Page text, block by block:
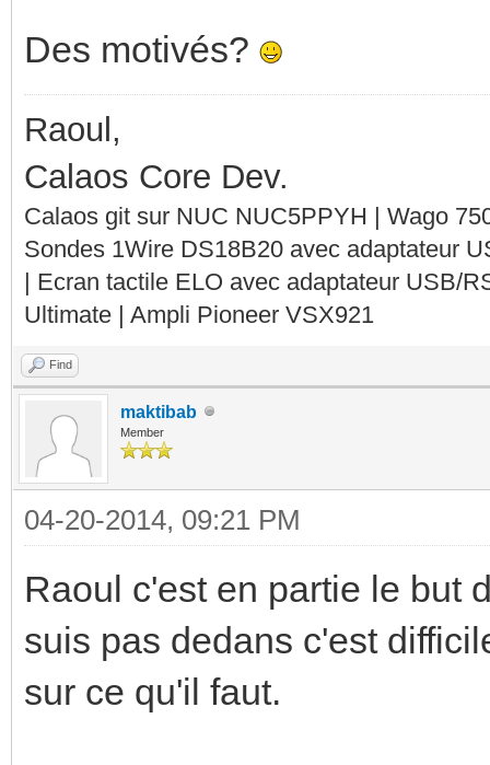
Des motivés?
Raoul,
Calaos Core Dev.
Calaos git sur NUC NUC5PPYH | Wago
Sondes 1Wire DS18B20 avec adaptateur
| Ecran tactile ELO avec adaptateur USB/
Ultimate | Ampli Pioneer VSX921
Find
maktibab
Member
04-20-2014, 09:21 PM
Raoul c'est en partie le but
suis pas dedans c'est
sur ce qu'il faut.